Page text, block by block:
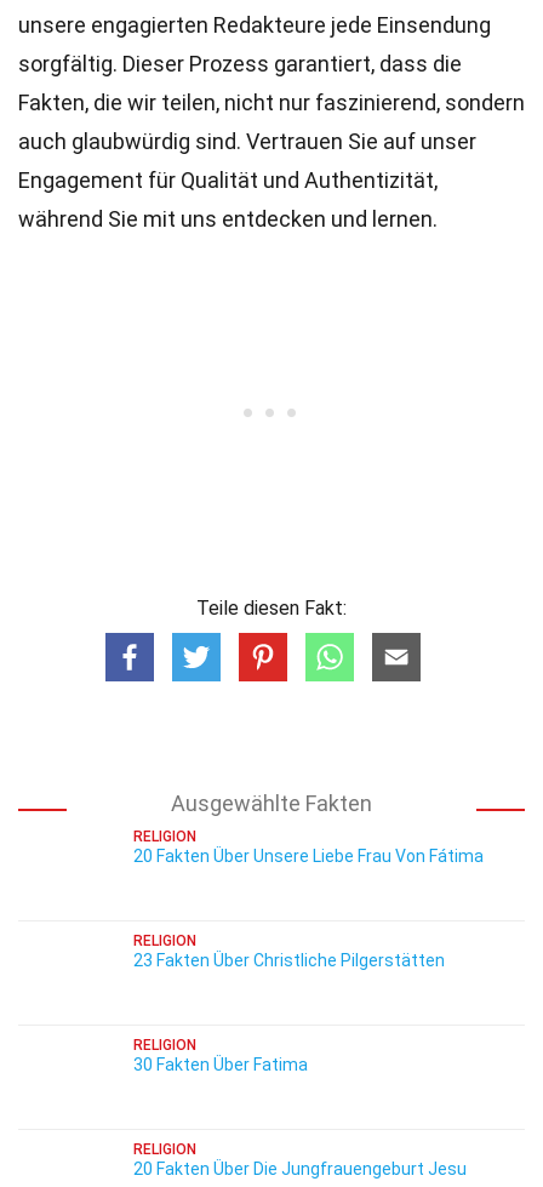
unsere engagierten Redakteure jede Einsendung
sorgfältig. Dieser Prozess garantiert, dass die
Fakten, die wir teilen, nicht nur faszinierend, sondern
auch glaubwürdig sind. Vertrauen Sie auf unser
Engagement für Qualität und Authentizität,
während Sie mit uns entdecken und lernen.
Teile diesen Fakt:
Ausgewählte Fakten
RELIGION
20 Fakten Über Unsere Liebe Frau Von Fátima
RELIGION
23 Fakten Über Christliche Pilgerstätten
RELIGION
30 Fakten Über Fatima
RELIGION
20 Fakten Über Die Jungfrauengeburt Jesu